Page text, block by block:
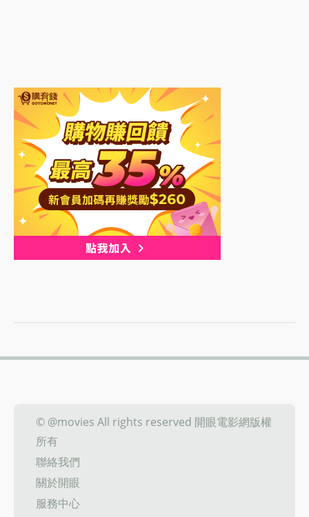
© @movies All rights reserved 開眼電影網版權
所有
聯絡我們
關於開眼
服務中心